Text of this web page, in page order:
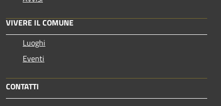
VIVERE IL COMUNE
Luoghi
Eventi
CONTATTI